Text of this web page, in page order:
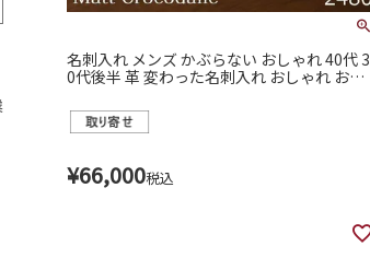
名刺入れ メンズ かぶらない おしゃれ 40代 3
0代後半 革 変わった名刺入れ おしゃれ おす
作 名刺交換 カードケース ワニ革 クロコダイ
ルレザー ワシントン条約 青木鞄 2480
¥66,000税込